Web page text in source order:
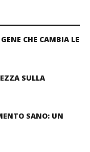
CHE CAMBIA LE
SULLA
SANO: UN